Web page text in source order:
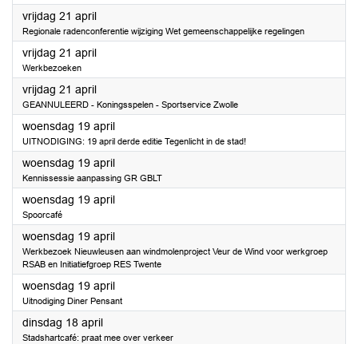
vrijdag 21 april2023
Regionale radenconferentie wijziging Wet gemeenschappelijke regelingen
vrijdag 21 april2023
Werkbezoeken
vrijdag 21 april2023
GEANNULEERD - Koningsspelen - Sportservice Zwolle
woensdag 19 april2023
UITNODIGING: 19 april derde editie Tegenlicht in de stad!
woensdag 19 april2023
Kennissessie aanpassing GR GBLT
woensdag 19 april2023
Spoorcafé
woensdag 19 april2023
Werkbezoek Nieuwleusen aan windmolenproject Veur de Wind voor werkgroep
RSAB en Initiatiefgroep RES Twente
woensdag 19 april2023
Uitnodiging Diner Pensant
dinsdag 18 april2023
Stadshartcafé: praat mee over verkeer